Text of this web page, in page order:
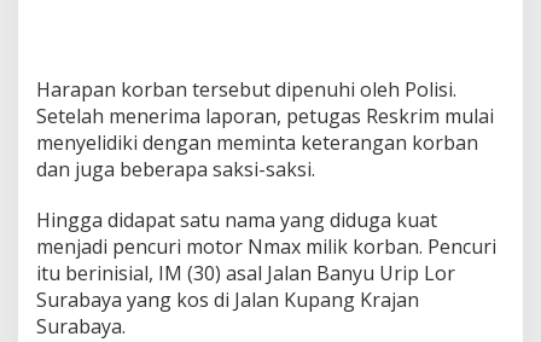
Harapan korban tersebut dipenuhi oleh Polisi.
Setelah menerima laporan, petugas Reskrim mulai
menyelidiki dengan meminta keterangan korban
dan juga beberapa saksi-saksi.
Hingga didapat satu nama yang diduga kuat
menjadi pencuri motor Nmax milik korban. Pencuri
itu berinisial, IM (30) asal Jalan Banyu Urip Lor
Surabaya yang kos di Jalan Kupang Krajan
Surabaya.